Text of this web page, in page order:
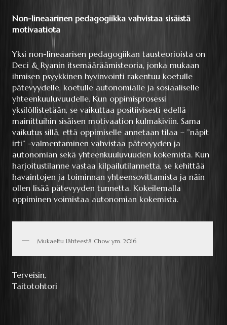
Non-lineaarinen pedagogiikka vahvistaa sisäistä
motivaatiota
Yksi non-lineaarisen pedagogiikan tausteorioista on
Deci & Ryanin itsemääräämisteoria, jonka mukaan
ihmisen psyykkinen hyvinvointi rakentuu koetulle
pätevyydelle, koetulle autonomialle ja sosiaaliselle
yhteenkuuluvuudelle. Kun oppimisprosessi
yksilöllistetään, se vaikuttaa positiivisesti edellä
mainittuihin sisäisen motivaation kulmakiviin. Sama
vaikutus sillä, että oppimiselle annetaan tilaa – ”näpit
irti” -valmentaminen vahvistaa pätevyyden ja
autonomian sekä yhteenkuuluvuuden kokemista. Kun
harjoitustilanne vastaa kilpailutilannetta, se kehittää
havaintojen ja toiminnan yhteensovittamista ja näin
ollen lisää pätevyyden tunnetta. Kokeilemalla
oppiminen voimistaa autonomian kokemista.
Mukaeltu lähteestä Chow ym. 2016
Terveisin,
Taitotohtori